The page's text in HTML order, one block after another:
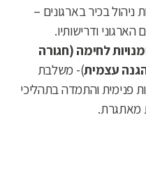
25 שנות ניהול בכיר בארגונים –
ודרישותיו.
לחימה (חגורה
עצמית)- משלבת
פנימית והתמדה בתהליכי
מאתגרת.